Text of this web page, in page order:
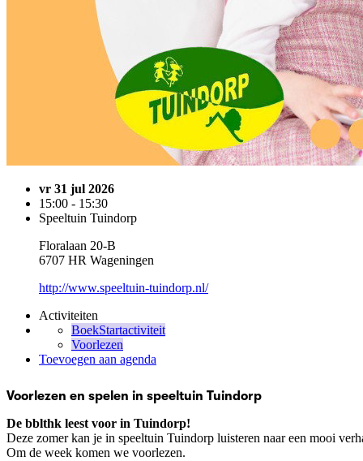
vr 31 jul 2026
15:00 - 15:30
Speeltuin Tuindorp
Floralaan 20-B
6707 HR Wageningen
http://www.speeltuin-tuindorp.nl/
Activiteiten
BoekStartactiviteit
Voorlezen
Toevoegen aan agenda
Voorlezen en spelen in speeltuin Tuindorp
De bblthk leest voor in Tuindorp!
Deze zomer kan je in speeltuin Tuindorp luisteren naar een mooi
Om de week komen we voorlezen.